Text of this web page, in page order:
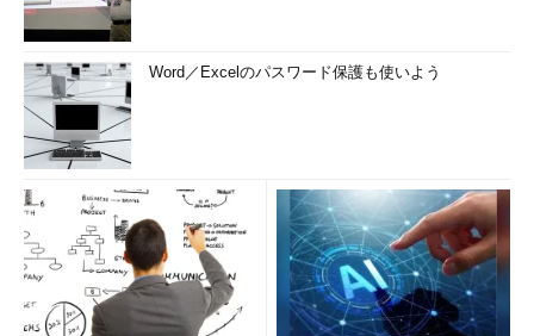
Word／Excelのパスワード保護も使いよう